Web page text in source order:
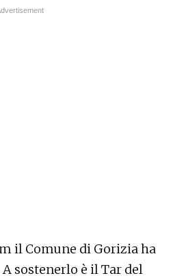
il Comune di Gorizia ha
sostenerlo è il Tar del